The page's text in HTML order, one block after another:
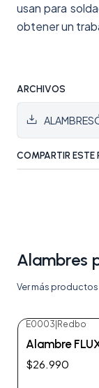
usan para
obtener un
ARCHIVOS
COMPARTIR ESTE
Alambres
Ver más productos
E0003 Redbo
Alambre
$26.990